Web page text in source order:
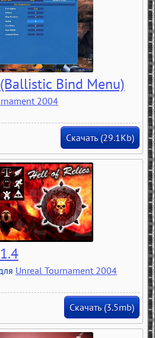
Bind Menu)
2004
Скачать (29.1Kb)
Unreal Tournament 2004
Скачать (3.5mb)